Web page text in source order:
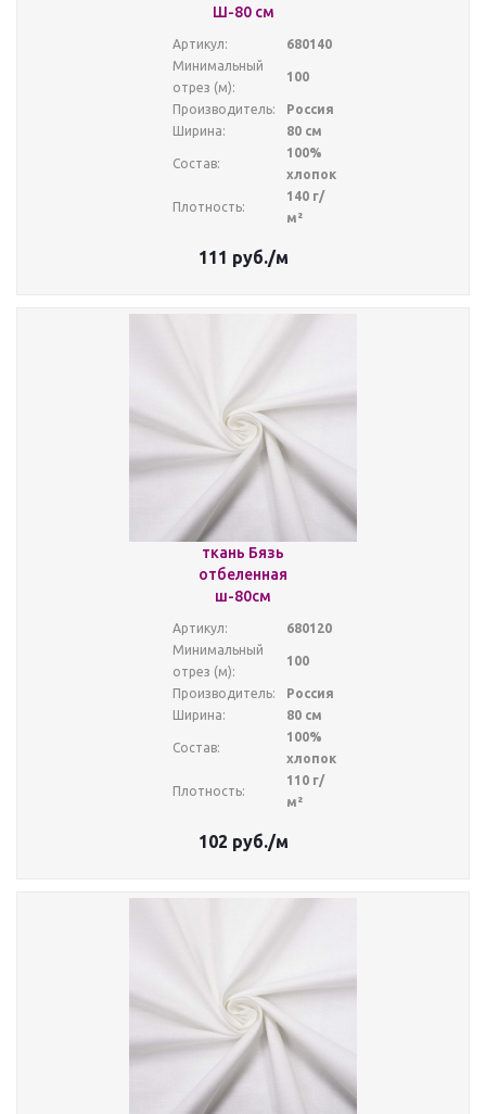
Ш-80 см
Артикул:
680140
Минимальный
отрез (м):
100
Производитель:
Россия
Ширина:
80 см
Состав:
100%
хлопок
Плотность:
140 г/
м²
111 руб./м
ткань Бязь
отбеленная
ш-80см
Артикул:
680120
Минимальный
отрез (м):
100
Производитель:
Россия
Ширина:
80 см
Состав:
100%
хлопок
Плотность:
110 г/
м²
102 руб./м